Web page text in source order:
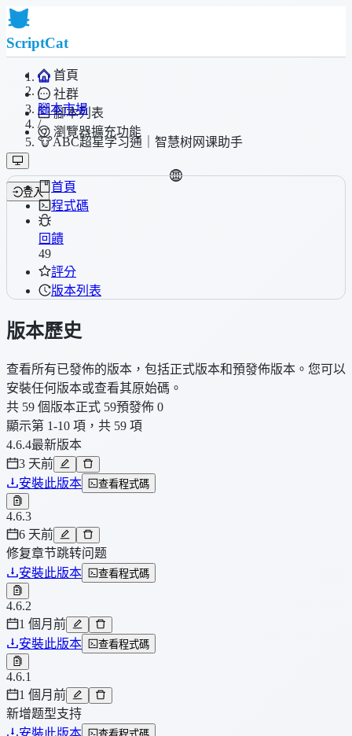
ScriptCat
首頁
社群
腳本列表
瀏覽器擴充功能
登入
/
腳本市場
/
🐮ABC超星学习通｜智慧树网课助手
首頁
程式碼
回饋
49
評分
版本列表
版本歷史
查看所有已發佈的版本，包括正式版本和預發佈版本。您可以
安裝任何版本或查看其原始碼。
共 59 個版本正式 59預發佈 0
顯示第 1-10 項，共 59 項
4.6.4最新版本
3 天前
安裝此版本
查看程式碼
4.6.3
6 天前
修复章节跳转问题
安裝此版本 查看程式碼
4.6.2
1 個月前
安裝此版本
查看程式碼
4.6.1
1 個月前
新增题型支持
安裝此版本